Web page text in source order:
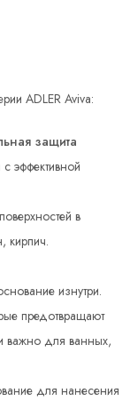
ADLER Aviva:
защита
с эффективной
в
кирпич.
изнутри.
предотвращают
важно для ванных,
для нанесения